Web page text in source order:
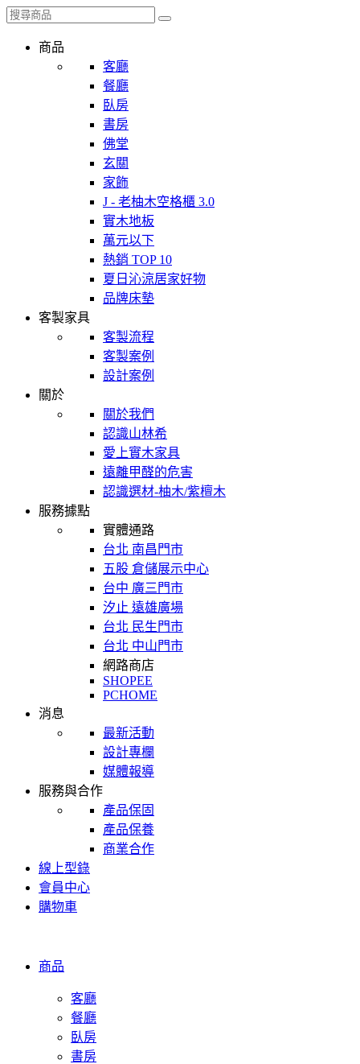
商品
客廳
餐廳
臥房
書房
佛堂
玄關
家飾
J - 老柚木空格櫃 3.0
實木地板
萬元以下
熱銷 TOP 10
夏日沁涼居家好物
品牌床墊
客製家具
客製流程
客製案例
設計案例
關於
關於我們
認識山林希
愛上實木家具
遠離甲醛的危害
認識選材-柚木/紫檀木
服務據點
實體通路
台北 南昌門市
五股 倉儲展示中心
台中 廣三門市
汐止 遠雄廣場
台北 民生門市
台北 中山門市
網路商店
SHOPEE
PCHOME
消息
最新活動
設計專欄
媒體報導
服務與合作
產品保固
產品保養
商業合作
線上型錄
會員中心
購物車
商品
客廳
餐廳
臥房
書房